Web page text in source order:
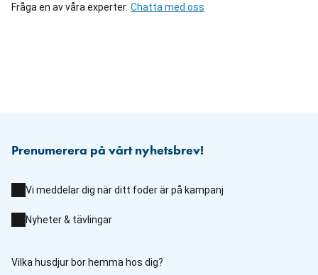
Fråga en av våra experter. Chatta med oss
Prenumerera på vårt nyhetsbrev!
Vi meddelar dig när ditt foder är på kampanj
Nyheter & tävlingar
Vilka husdjur bor hemma hos dig?